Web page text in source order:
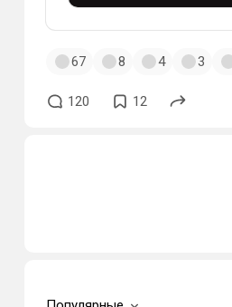
67 8 4 3
120 12